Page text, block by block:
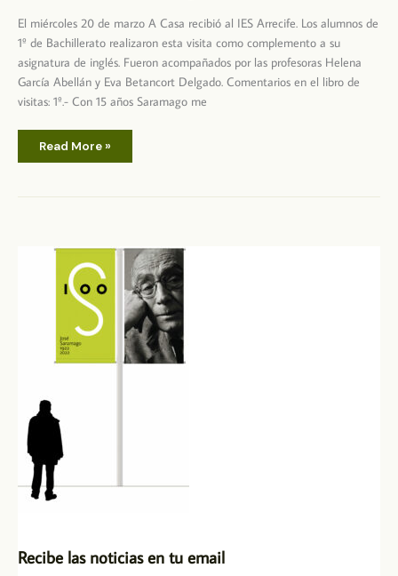
El miércoles 20 de marzo A Casa recibió al IES Arrecife. Los alumnos de
1º de Bachillerato realizaron esta visita como complemento a su
asignatura de inglés. Fueron acompañados por las profesoras Helena
García Abellán y Eva Betancort Delgado. Comentarios en el libro de
visitas: 1º.- Con 15 años Saramago me
Visita
IES
inglés
Museo
Saramago
Read More »
Recibe las noticias en tu email